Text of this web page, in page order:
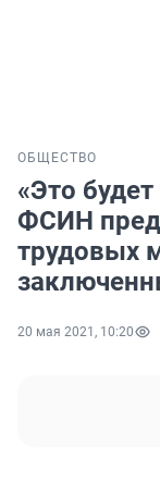
ОБЩЕСТВО
«Это
ФСИН
трудовых
20 мая 2021, 10:20